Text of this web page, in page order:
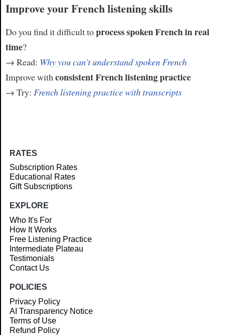
Improve your French listening skills
Do you find it difficult toprocess spoken French in real
time?
→ Read: Why you can't understand spoken French
Improve withconsistent French listening practice
→ Try: French listening practice with transcripts
RATES
Subscription Rates
Educational Rates
Gift Subscriptions
EXPLORE
Who It's For
How It Works
Free Listening Practice
Intermediate Plateau
Testimonials
Contact Us
POLICIES
Privacy Policy
AI Transparency Notice
Terms of Use
Refund Policy